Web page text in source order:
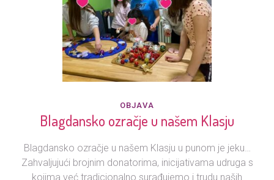
OBJAVA
Blagdansko ozračje u našem Klasju
Blagdansko ozračje u našem Klasju u punom je jeku…
Zahvaljujući brojnim donatorima, inicijativama udruga s
kojima već tradicionalno surađujemo i trudu naših